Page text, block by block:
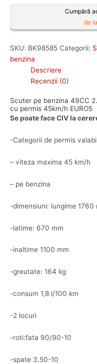
Cumpără
de
SKU: BK98585 Categorii:
benzina
Descriere
Recenzii (0)
Scuter pe benzina 49CC
cu permis 45km/h EURO5
Se poate face CIV la
-Categorii de permis
– viteza maxima 45 km/h
– pe benzina
-dimensiuni: lungime 1760
-latime: 670 mm
-inaltime 1100 mm
-greutate: 164 kg
-consum 1,8 l/100 km
-2 locuri
-roti:fata 90/90-10
-spate 3.50-10